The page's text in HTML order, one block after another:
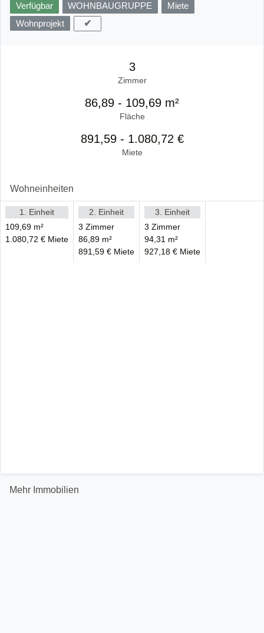
Verfügbar WOHNBAUGRUPPE
Miete
Wohnprojekt
✔
3
Zimmer
86,89 - 109,69 m²
Fläche
891,59 - 1.080,72 €
Miete
Wohneinheiten
1. Einheit
109,69 m²
1.080,72 € Miete
2. Einheit
3 Zimmer
86,89 m²
891,59 € Miete
3. Einheit
3 Zimmer
94,31 m²
927,18 € Miete
Mehr Immobilien